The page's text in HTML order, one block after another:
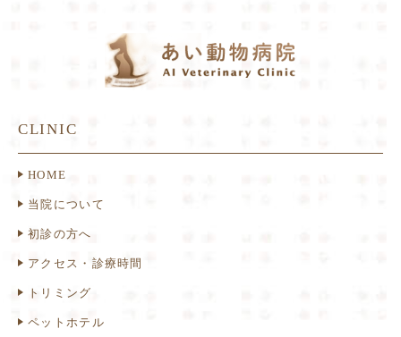
CLINIC
HOME
当院について
初診の方へ
アクセス・診療時間
トリミング
ペットホテル